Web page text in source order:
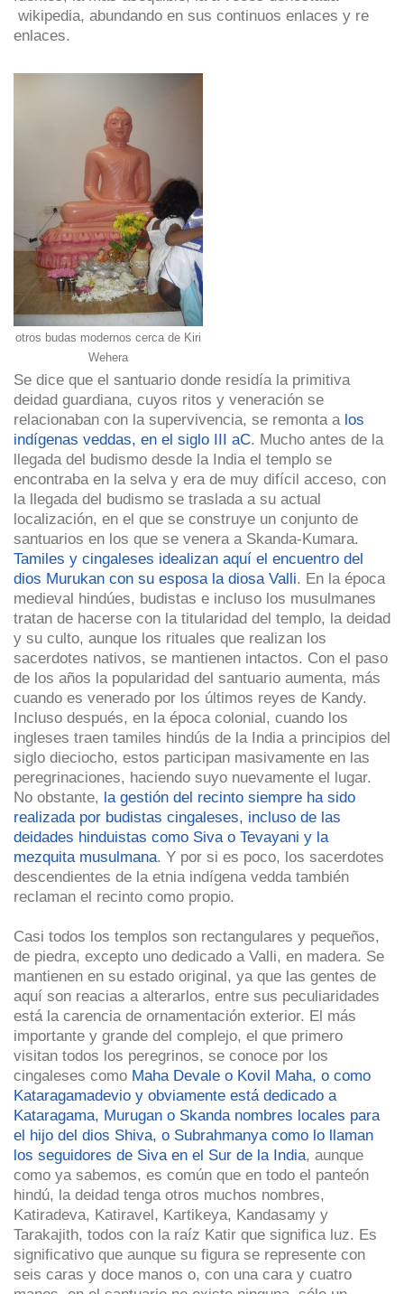
wikipedia, abundando en sus continuos enlaces y re
enlaces.
otros budas modernos cerca de Kiri
Wehera
Se dice que el santuario donde residía la primitiva
deidad guardiana, cuyos ritos y veneración se
relacionaban con la supervivencia, se remonta a los
indígenas veddas, en el siglo III aC. Mucho antes de la
llegada del budismo desde la India el templo se
encontraba en la selva y era de muy difícil acceso, con
la llegada del budismo se traslada a su actual
localización, en el que se construye un conjunto de
santuarios en los que se venera a Skanda-Kumara.
Tamiles y cingaleses idealizan aquí el encuentro del
dios Murukan con su esposa la diosa Valli. En la época
medieval hindúes, budistas e incluso los musulmanes
tratan de hacerse con la titularidad del templo, la deidad
y su culto, aunque los rituales que realizan los
sacerdotes nativos, se mantienen intactos. Con el paso
de los años la popularidad del santuario aumenta, más
cuando es venerado por los últimos reyes de Kandy.
Incluso después, en la época colonial, cuando los
ingleses traen tamiles hindús de la India a principios del
siglo dieciocho, estos participan masivamente en las
peregrinaciones, haciendo suyo nuevamente el lugar.
No obstante, la gestión del recinto siempre ha sido
realizada por budistas cingaleses, incluso de las
deidades hinduistas como Siva o Tevayani y la
mezquita musulmana. Y por si es poco, los sacerdotes
descendientes de la etnia indígena vedda también
reclaman el recinto como propio.
Casi todos los templos son rectangulares y pequeños,
de piedra, excepto uno dedicado a Valli, en madera. Se
mantienen en su estado original, ya que las gentes de
aquí son reacias a alterarlos, entre sus peculiaridades
está la carencia de ornamentación exterior. El más
importante y grande del complejo, el que primero
visitan todos los peregrinos, se conoce por los
cingaleses como Maha Devale o Kovil Maha, o como
Kataragamadevio y obviamente está dedicado a
Kataragama, Murugan o Skanda nombres locales para
el hijo del dios Shiva, o Subrahmanya como lo llaman
los seguidores de Siva en el Sur de la India, aunque
como ya sabemos, es común que en todo el panteón
hindú, la deidad tenga otros muchos nombres,
Katiradeva, Katiravel, Kartikeya, Kandasamy y
Tarakajith, todos con la raíz Katir que significa luz. Es
significativo que aunque su figura se represente con
seis caras y doce manos o, con una cara y cuatro